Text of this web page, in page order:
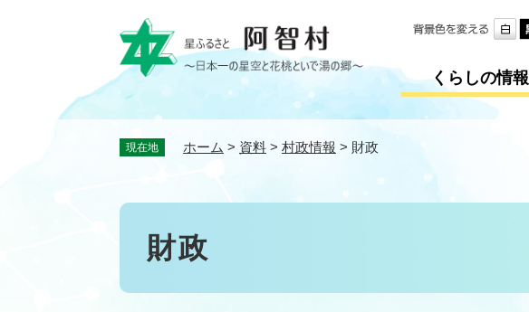
くらしの情報
現在地 ホーム > 資料 > 村政情報 > 財政
財政